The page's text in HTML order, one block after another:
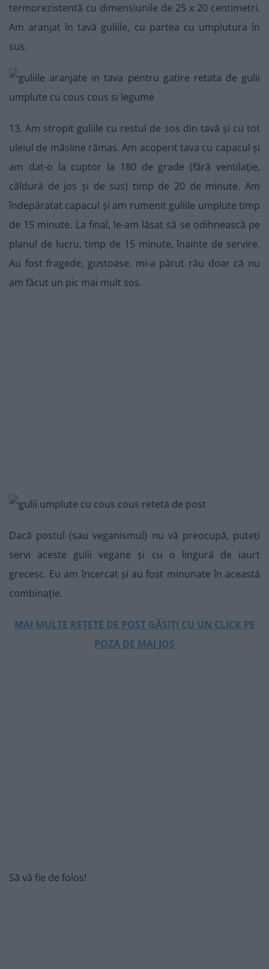
termorezistentă cu dimensiunile de 25 x 20 centimetri.
Am aranjat în tavă guliile, cu partea cu umplutura în
sus.
13. Am stropit guliile cu restul de sos din tavă și cu tot
uleiul de măsline rămas. Am acoperit tava cu capacul și
am dat-o la cuptor la 180 de grade (fără ventilație,
căldură de jos și de sus) timp de 20 de minute. Am
îndepăratat capacul și am rumenit guliile umplute timp
de 15 minute. La final, le-am lăsat să se odihnească pe
planul de lucru, timp de 15 minute, înainte de servire.
Au fost fragede, gustoase, mi-a părut rău doar că nu
am făcut un pic mai mult sos.
Dacă postul (sau veganismul) nu vă preocupă, puteți
servi aceste gulii vegane și cu o lingură de iaurt
grecesc. Eu am încercat și au fost minunate în această
combinație.
MAI MULTE REȚETE DE POST GĂSIȚI CU UN CLICK PE
POZA DE MAI JOS
Să vă fie de folos!